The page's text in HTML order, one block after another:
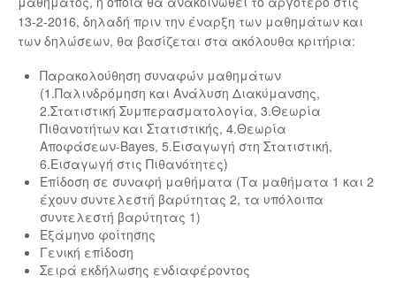
13-2-2016, δηλαδή πριν την έναρξη των μαθημάτων και
των δηλώσεων, θα βασίζεται στα ακόλουθα κριτήρια:
Παρακολούθηση συναφών μαθημάτων
(1.Παλινδρόμηση και Ανάλυση Διακύμανσης,
2.Στατιστική Συμπερασματολογία, 3.Θεωρία
Πιθανοτήτων και Στατιστικής, 4.Θεωρία
Αποφάσεων-Bayes, 5.Εισαγωγή στη Στατιστική,
6.Εισαγωγή στις Πιθανότητες)
Επίδοση σε συναφή μαθήματα (Τα μαθήματα 1 και 2
έχουν συντελεστή βαρύτητας 2, τα υπόλοιπα
συντελεστή βαρύτητας 1)
Εξάμηνο φοίτησης
Γενική επίδοση
Σειρά εκδήλωσης ενδιαφέροντος